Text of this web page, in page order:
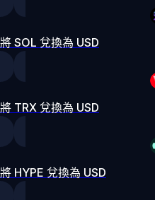
將 SOL 兌換為 USD
將 TRX 兌換為 USD
將 HYPE 兌換為 USD